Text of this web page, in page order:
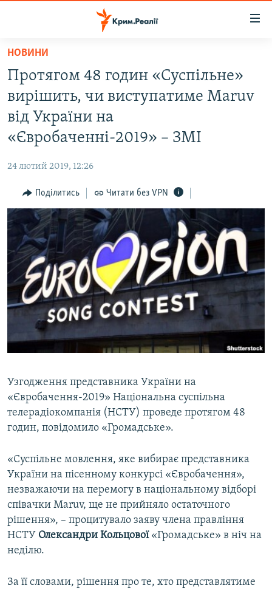
Перейти
основного
матеріалу
Перейти
до
основної
Перейти
пошуку
ВОДА.КРИМ
ВІДЕО ТА ФОТО
ПОЛІТИКА
ІНТЕРВ'Ю
ВСЕ ЗА ДЕНЬ
СПЕЦПРОЕКТИ
ДЕПОРТАЦІЯ
ВІДЕОУРОКИ «ELIFBE»
СВІДЧЕННЯ ОКУПАЦІЇ
УКРАЇНСЬКА ПРОБЛЕМА КРИМУ
ЯК ОБІЙТИ БЛОКУВАННЯ
Русский
Qırımtatar
Усі сайти RFE/RL
НОВИНИ
Протягом 48 годин «Суспільне»
вирішить, чи виступатиме Maruv
від України на
«Євробаченні-2019» – ЗМІ
24 лютий 2019, 12:26
Поділитись Читати без VPN
Узгодження представника України на
«Євробачення-2019» Національна суспільна
телерадіокомпанія (НСТУ) проведе протягом 48
годин, повідомило «Громадське».
«Суспільне мовлення, яке вибирає представника
України на пісенному конкурсі «Євробачення»,
незважаючи на перемогу в національному відборі
співачки Maruv, ще не прийняло остаточного
рішення», – процитувало заяву члена правління
НСТУ Олександри Кольцової«Громадське» в ніч на
неділю.
За її словами, рішення про те, хто представлятиме